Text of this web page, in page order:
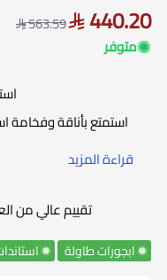
440.20
563.59
متوفر
استمتع بأناقة وفخامة
المكتبية باللونين
الشخصية في بيئة
المتطور، تأتي تفاصيل
يمنح الاستاند
قراءة المزيد
تقييم عالي من
ابجورات طاولة